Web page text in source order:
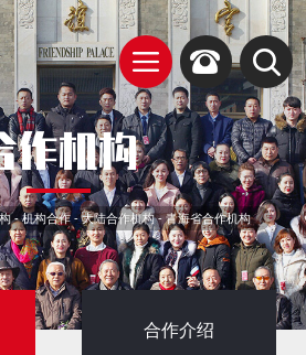
作机构
-机构合作 -大陆合作机构-青海省合作机构
合作介绍